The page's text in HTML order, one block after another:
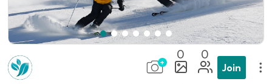
0 0
Join